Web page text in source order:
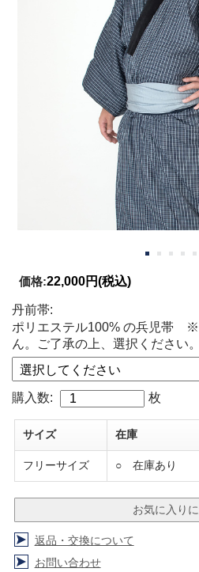
価格:22,000円(税込)
丹前帯:
ポリエステル100% の兵児帯 ※
ん。ご了承の上、選択ください。
購入数: 枚
サイズ 在庫
フリーサイズ ○ 在庫あり
返品・交換について
お問い合わせ